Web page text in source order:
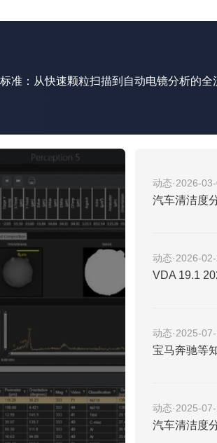
准：从快速颗粒扫描到自动电镜分析的全
动态·2026-
汽车清洁度
动态·2026-
VDA 19.1
动态·2025-
宝马奔驰等
动态·2025-
汽车清洁度